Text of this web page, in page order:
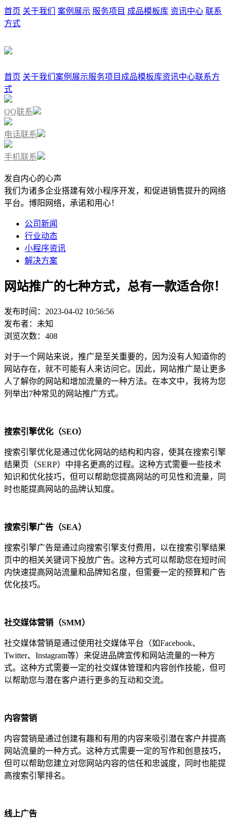
首页 关于我们 案例展示 服务项目 成品模板库 资讯中心 联系
方式
首页 关于我们 案例展示服务项目 成品模板库资讯中心联系方
式
QQ联系
电话联系
手机联系
发自内心的心声
我们为诸多企业搭建有效小程序开发，和促进销售提升的网络
平台。博阳网络，承诺和用心！
公司新闻
行业动态
小程序资讯
解决方案
网站推广的七种方式，总有一款适合你！
发布时间：2023-04-02 10:56:56
发布者：未知
浏览次数：408
对于一个网站来说，推广是至关重要的，因为没有人知道你的
网站存在，就不可能有人来访问它。因此，网站推广是让更多
人了解你的网站和增加流量的一种方法。在本文中，我将为您
列举出7种常见的网站推广方式。
搜索引擎优化（SEO）
搜索引擎优化是通过优化网站的结构和内容，使其在搜索引擎
结果页（SERP）中排名更高的过程。这种方式需要一些技术
知识和优化技巧，但可以帮助您提高网站的可见性和流量，同
时也能提高网站的品牌认知度。
搜索引擎广告（SEA）
搜索引擎广告是通过向搜索引擎支付费用，以在搜索引擎结果
页中的相关关键词下投放广告。这种方式可以帮助您在短时间
内快速提高网站流量和品牌知名度，但需要一定的预算和广告
优化技巧。
社交媒体营销（SMM）
社交媒体营销是通过使用社交媒体平台（如Facebook、
Twitter、Instagram等）来促进品牌宣传和网站流量的一种方
式。这种方式需要一定的社交媒体管理和内容创作技能，但可
以帮助您与潜在客户进行更多的互动和交流。
内容营销
内容营销是通过创建有趣和有用的内容来吸引潜在客户并提高
网站流量的一种方式。这种方式需要一定的写作和创意技巧，
但可以帮助您建立对您网站内容的信任和忠诚度，同时也能提
高搜索引擎排名。
线上广告